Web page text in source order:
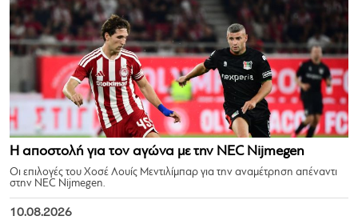
Η αποστολή για τον αγώνα με την NEC Nijmegen
Οι επιλογές του Χοσέ Λουίς Μεντιλίμπαρ για την αναμέτρηση απέναντι
στην NEC Nijmegen.
10.08.2026